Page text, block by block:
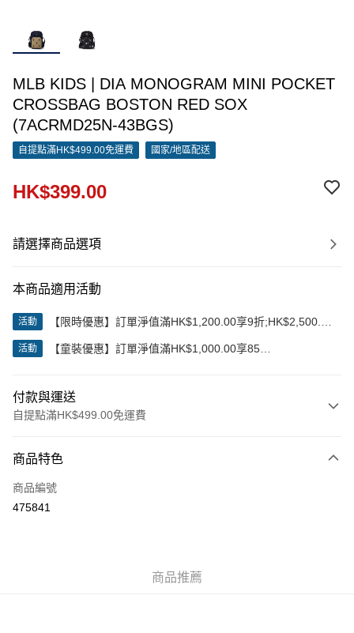
MLB KIDS | DIA MONOGRAM MINI POCKET
CROSSBAG BOSTON RED SOX
(7ACRMD25N-43BGS)
自提點滿HK$499.00免運費 國家/地區配送
HK$399.00
請選擇商品選項
本商品適用活動
活動
【限時優惠】訂單淨值滿HK$1,200.00享9折;HK$2,500.00
活動
【童裝優惠】訂單淨值滿HK$1,000.00享85
付款與運送
自提點滿HK$499.00免運費
信用卡
Apple Pay
商品特色
商品編號
475841
商品推薦